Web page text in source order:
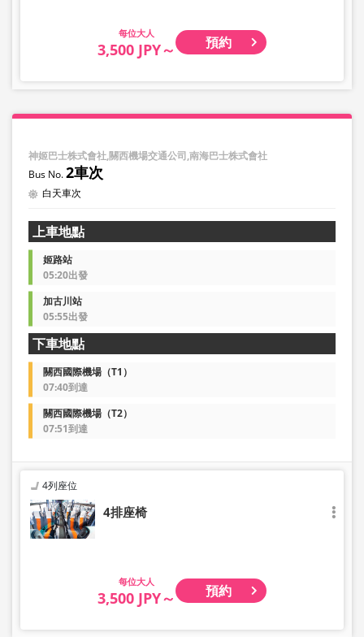
大人
3,500 JPY～ 預約
神姬巴士株式會社,關西機場交通公司,南海巴士株式會社
2車次
白天車次
上車地點
姬路站
05:20出發
加古川站
05:55出發
下車地點
關西國際機場（T1）
07:40到達
關西國際機場（T2）
07:51到達
4列座位
4排座椅
大人
3,500 JPY～ 預約